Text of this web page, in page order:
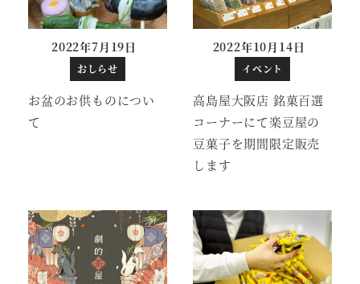
お盆のお供ものについ
て
投稿日
2022年7月19日
おしらせ
高島屋大阪店 銘菓百選
コーナーにて楽豆屋の
豆菓子を期間限定販売
します
投稿日
2022年10月14日
イベント